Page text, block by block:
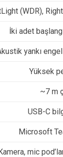
(WDR),
İki adet
yankı
Yüksek
~7 m
USB-C
Microsoft
mic